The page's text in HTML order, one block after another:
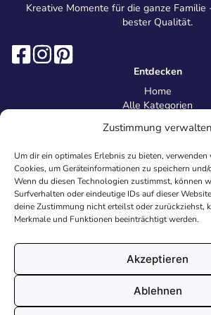
Zustimmung verwalten
Um dir ein optimales Erlebnis zu bieten,
Cookies, um Geräteinformationen zu speichern
Wenn du diesen Technologien zustimmst, können
Surfverhalten oder eindeutige IDs auf dieser
deine Zustimmung nicht erteilst oder zurückziehst,
Merkmale und Funktionen beeinträchtigt werden.
Akzeptieren
Ablehnen
Kreative Momente für die ganze Familie
bester Qualität.
Entdecken
Home
Alle Kategorien
Information
Über uns
Kontakt
Inhaltsrichtlinien
Recht & Datenschutz
Impressum
AGB
Cookies